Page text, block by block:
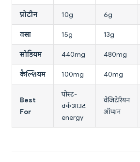
प्रोटीन 10g 6g
वसा 15g 13g
सोडियम 440mg 480mg
कैल्शियम 100mg 40mg
Best
For
पोस्ट-
वर्कआउट
energy
वेजिटेरियन
ऑप्शन